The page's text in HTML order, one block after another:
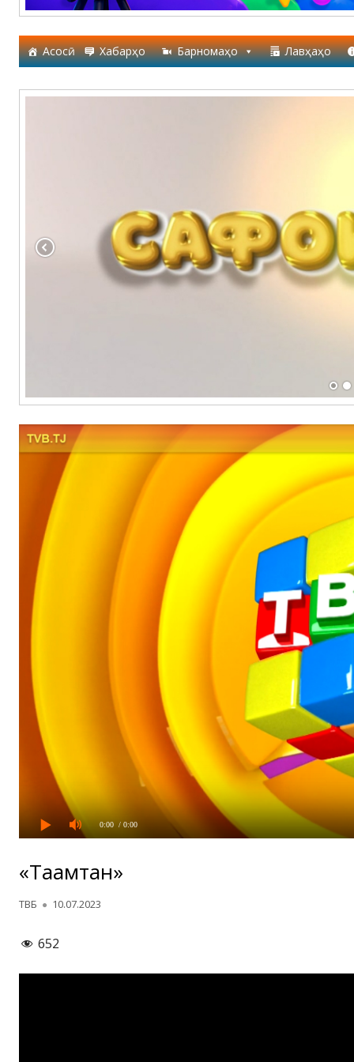
Асосӣ Хабарҳо Барномаҳо Лавҳаҳо
0:00 / 0:00
«Таҳамтан»
Автор
ТВБ Опубликовано
10.07.2023
652